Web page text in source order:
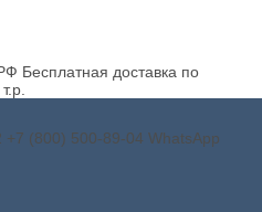
Бесплатная доставка по
+7 (800) 500-89-04 WhatsApp